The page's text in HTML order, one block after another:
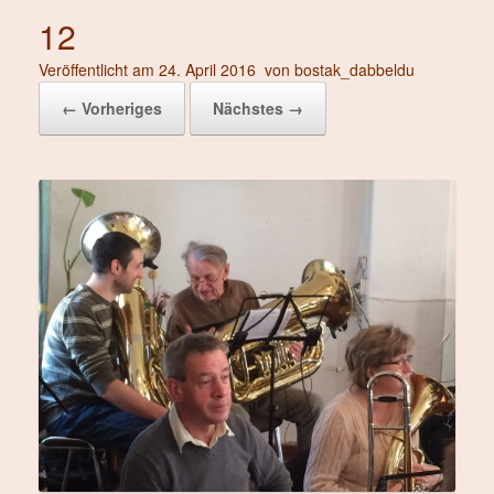
12
Veröffentlicht am 24. April 2016 von bostak_dabbeldu
← Vorheriges
Nächstes →